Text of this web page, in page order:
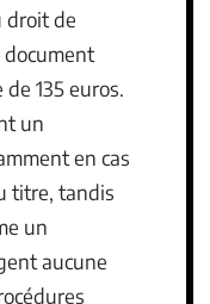
droit de
document
135 euros.
un
en cas
titre, tandis
un
aucune